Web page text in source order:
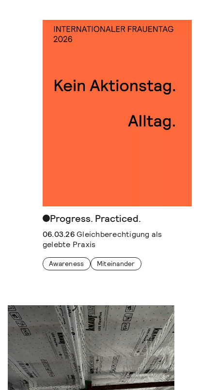
Progress. Practiced.
06.03.26Gleichberechtigung als
gelebte Praxis
Awareness Miteinander